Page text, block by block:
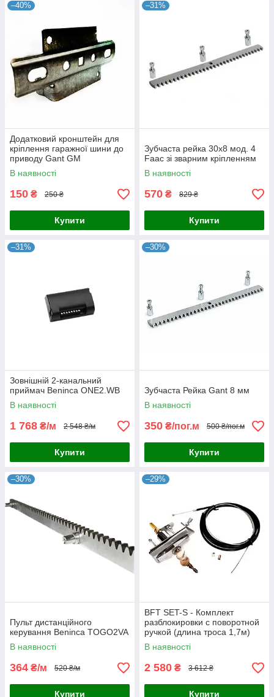
–40%
Додатковий кронштейн для
кріплення гаражної шини до
приводу Gant GM
В наявності
150 ₴ 250 ₴
Купити
–31%
Зубчаста рейка 30x8 мод. 4
Faac зі зварним кріпленням
В наявності
570 ₴ 829 ₴
Купити
–31%
Зовнішній 2-канальний
приймач Beninca ONE2.WB
В наявності
1 768 ₴/м 2 548 ₴/м
Купити
–30%
Зубчаста Рейка Gant 8 мм
В наявності
350 ₴/пог.м 500 ₴/пог.м
Купити
–30%
Пульт дистанційного
керування Beninca TOGO2VA
В наявності
364 ₴/м 520 ₴/м
Купити
–29%
BFT SET-S - Комплект
разблокировки с поворотной
ручкой (длина троса 1,7м)
В наявності
2 580 ₴ 3 612 ₴
Купити